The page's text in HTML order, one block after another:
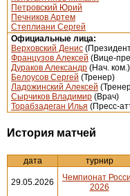
Петровский Юрий
Печников Артем
Степлиани Сергей
Официальные лица:
Верховский Денис
Французов Алексей (Вице-
Дураков Александр (Нач. ком.)
Белоусов Сергей (Тренер)
Ладожинский Алексей
Сырчиков Владимир (Врач)
Торабзадеган Илья (Пресс-
История матчей
дата турнир
29.05.2026
Чемпионат
2026